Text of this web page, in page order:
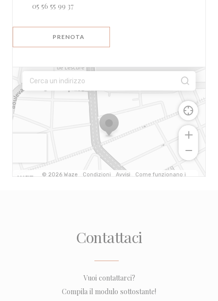
05 56 55 99 37
PRENOTA
Contattaci
Vuoi contattarci?
Compila il modulo sottostante!